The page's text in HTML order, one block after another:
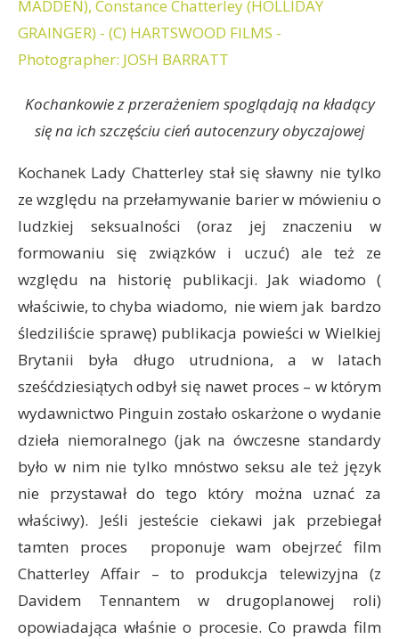
Kochankowie z przerażeniem spoglądają na kładący
się na ich szczęściu cień autocenzury obyczajowej
Kochanek Lady Chatterley stał się sławny nie tylko
ze względu na przełamywanie barier w mówieniu o
ludzkiej seksualności (oraz jej znaczeniu w
formowaniu się związków i uczuć) ale też ze
względu na historię publikacji. Jak wiadomo (
właściwie, to chyba wiadomo, nie wiem jak bardzo
śledziliście sprawę) publikacja powieści w Wielkiej
Brytanii była długo utrudniona, a w latach
sześćdziesiątych odbył się nawet proces – w którym
wydawnictwo Pinguin zostało oskarżone o wydanie
dzieła niemoralnego (jak na ówczesne standardy
było w nim nie tylko mnóstwo seksu ale też język
nie przystawał do tego który można uznać za
właściwy). Jeśli jesteście ciekawi jak przebiegał
tamten proces proponuje wam obejrzeć film
Chatterley Affair – to produkcja telewizyjna (z
Davidem Tennantem w drugoplanowej roli)
opowiadająca właśnie o procesie. Co prawda film